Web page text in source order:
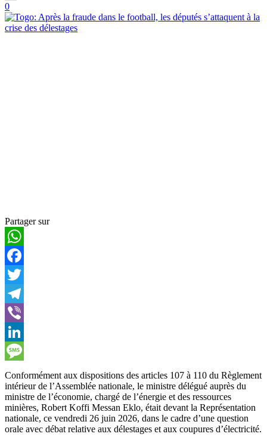
0
Partager sur
WhatsApp
Facebook
Twitter
Telegram
Viber
LinkedIn
Message
Conformément aux dispositions des articles 107 à 110 du Règlement
intérieur de l’Assemblée nationale, le ministre délégué auprès du
ministre de l’économie, chargé de l’énergie et des ressources
minières, Robert Koffi Messan Eklo, était devant la Représentation
nationale, ce vendredi 26 juin 2026, dans le cadre d’une question
orale avec débat relative aux délestages et aux coupures d’électricité.